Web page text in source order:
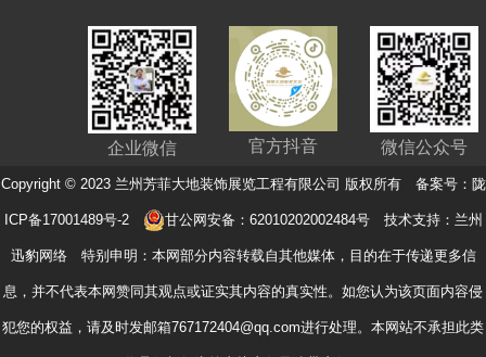
企业微信 官方抖音 微信公众号
Copyright © 2023 兰州芳菲大地装饰展览工程有限公司 版权所有 备案号： 陇
ICP备17001489号-2 甘公网安备：62010202002484号技术支持： 兰州
迅豹网络特别申明：本网部分内容转载自其他媒体，目的在于传递更多信
息，并不代表本网赞同其观点或证实其内容的真实性。如您认为该页面内容侵
犯您的权益，请及时发邮箱767172404@qq.com进行处理。本网站不承担此类